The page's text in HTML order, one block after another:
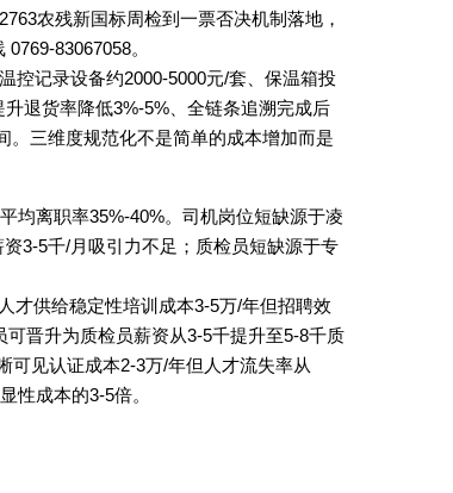
农残新国标周检到一票否决机制落地，
0769-83067058。
控记录设备约2000-5000元/套、保温箱投
退货率降低3%-5%、全链条追溯完成后
。三维度规范化不是简单的成本增加而是
均离职率35%-40%。司机岗位短缺源于凌
3-5千/月吸引力不足；质检员短缺源于专
才供给稳定性培训成本3-5万/年但招聘效
晋升为质检员薪资从3-5千提升至5-8千质
可见认证成本2-3万/年但人才流失率从
性成本的3-5倍。